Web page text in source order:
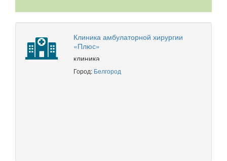
Клиника амбулаторной хирургии
«Плюс»
клиника
Город: Белгород